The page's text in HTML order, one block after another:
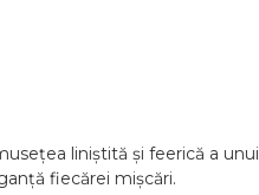
liniștită și feerică a unui
fiecărei mișcări.